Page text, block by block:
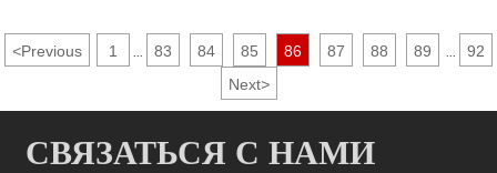
<Previous 1 83 84 85 86 87 88 89
92
Next>
СВЯЗАТЬСЯ С НАМИ